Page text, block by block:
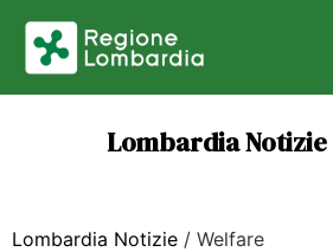
Lombardia Notizie
Lombardia Notizie / Welfare